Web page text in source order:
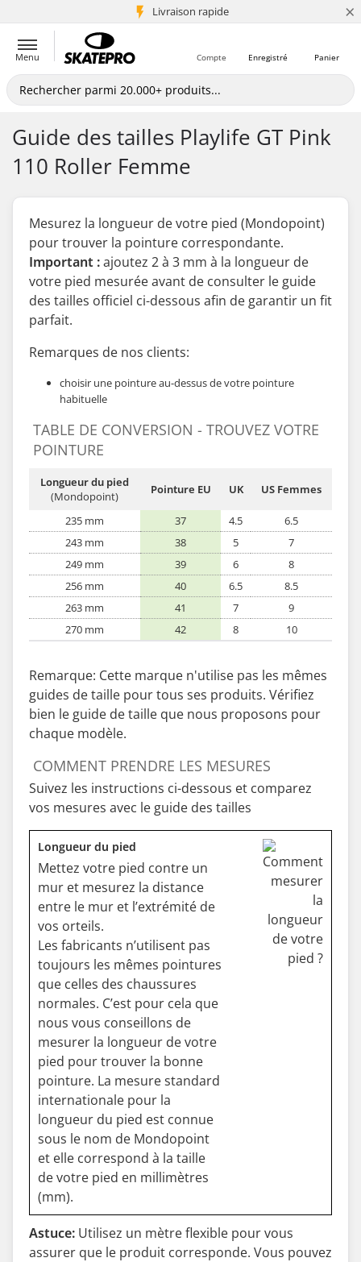
Livraison rapide
+5 mio de clients ×
Menu Panier
Enregistré
Compte
Guide des tailles Playlife GT Pink
110 Roller Femme
Mesurez la longueur de votre pied (Mondopoint)
pour trouver la pointure correspondante.
Important :ajoutez 2 à 3 mm à la longueur de
votre pied mesuréeavant de consulter le guide
des tailles officiel ci-dessous afin de garantir un fit
parfait.
Remarques de nos clients:
choisir une pointure au-dessus de votre pointure
habituelle
TABLE DE CONVERSION - TROUVEZ VOTRE
POINTURE
Longueur du pied
(Mondopoint)
Pointure EU UK US Femmes
235 mm 37 4.5
6.5
243 mm
38 5
7
249 mm
39 6
8
256 mm
40 6.5
8.5
263 mm
41 7
9
270 mm
42 8 10
Remarque: Cette marque n'utilise pas les mêmes
guides de taille pour tous ses produits. Vérifiez
bien le guide de taille que nous proposons pour
chaque modèle.
COMMENT PRENDRE LES MESURES
Suivez les instructions ci-dessous et comparez
vos mesures avec le guide des tailles
Longueur du pied
Mettez votre pied contre un
mur et mesurez la distance
entre le mur et l’extrémité de
vos orteils.
Les fabricants n’utilisent pas
toujours les mêmes pointures
que celles des chaussures
normales. C’est pour cela que
nous vous conseillons de
mesurer la longueur de votre
pied pour trouver la bonne
pointure. La mesure standard
internationale pour la
longueur du pied est connue
sous le nom de Mondopoint
et elle correspond à la taille
de votre pied en millimètres
(mm).
Astuce: Utilisez un mètre flexible pour vous
assurer que le produit corresponde. Vous pouvez